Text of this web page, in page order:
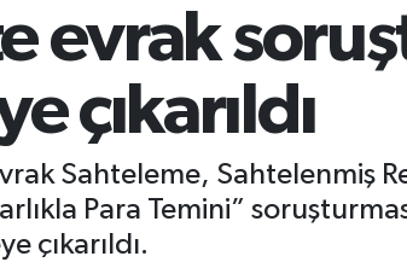
GRAM ALTIN
6574.81
1.44
BİST100
64
evrak
çıkarıldı
Sahteleme, Sahtelenmiş
Para Temini”
çıkarıldı.